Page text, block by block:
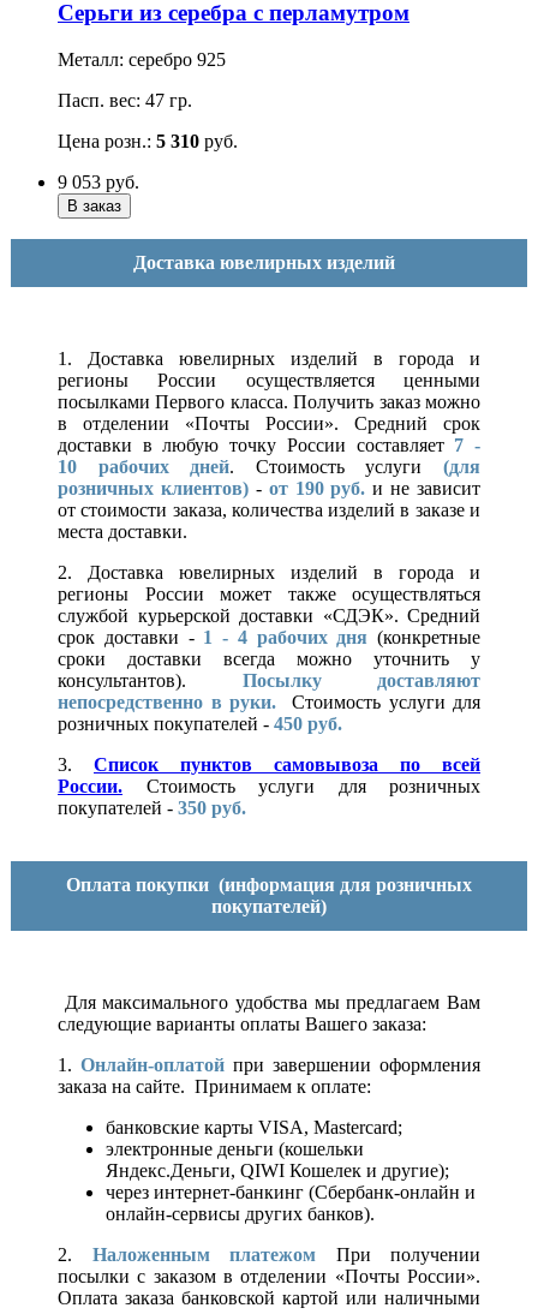
Серьги из серебра с перламутром
Металл: серебро 925
Пасп. вес: 47 гр.
Цена розн.: 5 310 руб.
9 053 руб.
Доставка ювелирных изделий
1. Доставка ювелирных изделий в города и
регионы России осуществляется ценными
посылками Первого класса. Получить заказ можно
в отделении «Почты России». Средний срок
доставки в любую точку России составляет 7 -
10 рабочих дней. Стоимость услуги(для
розничных клиентов)- от 190 руб. и не зависит
от стоимости заказа, количества изделий в заказе и
места доставки.
2. Доставка ювелирных изделий в города и
регионы России может также осуществляться
службой курьерской доставки «СДЭК». Средний
срок доставки - 1 - 4 рабочих дня (конкретные
сроки доставки всегда можно уточнить у
консультантов). Посылку доставляют
непосредственно в руки.
Стоимость услуги для
розничных покупателей - 450 руб.
3. Список пунктов самовывоза по всей
России.
Стоимость услуги для розничных
покупателей - 350 руб.
Оплата покупки (информация для розничных
покупателей)
Для максимального удобства мы предлагаем Вам
следующие варианты оплаты Вашего заказа:
1. Онлайн-оплатой при завершении оформления
заказа на сайте. Принимаем к оплате:
банковские карты VISA, Mastercard;
электронные деньги (кошельки
Яндекс.Деньги, QIWI Кошелек и другие);
через интернет-банкинг (Сбербанк-онлайн и
онлайн-сервисы других банков).
2. Наложенным платежом При получении
посылки с заказом в отделении «Почты России».
Оплата заказа банковской картой или наличными